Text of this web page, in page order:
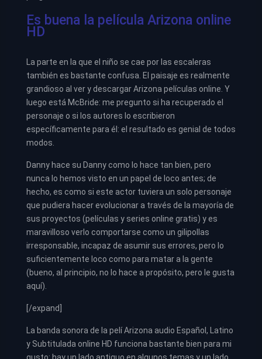
Es buena la película Arizona online
HD
La parte en la que el niño se cae por las escaleras
también es bastante confusa. El paisaje es realmente
grandioso al ver y descargar Arizona películas online. Y
luego está McBride: me pregunto si ha recuperado el
personaje o si los autores lo escribieron
específicamente para él: el resultado es genial de todos
modos.
Danny hace su Danny como lo hace tan bien, pero
nunca lo hemos visto en un papel de loco antes; de
hecho, es como si este actor tuviera un solo personaje
que pudiera hacer evolucionar a través de la mayoría de
sus proyectos (películas y series online gratis) y es
maravilloso verlo comportarse como un gilipollas
irresponsable, incapaz de asumir sus errores, pero lo
suficientemente loco como para matar a la gente
(bueno, al principio, no lo hace a propósito, pero le gusta
aquí).
[/expand]
La banda sonora de la pelí Arizona audio Español, Latino
y Subtitulada online HD funciona bastante bien para mi